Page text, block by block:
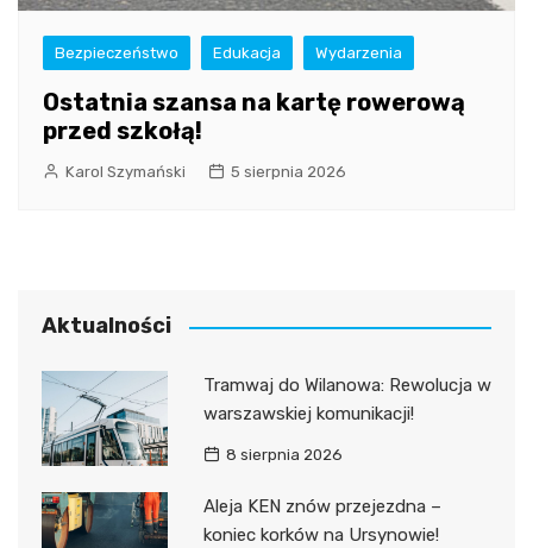
Bezpieczeństwo Edukacja Wydarzenia
Ostatnia szansa na kartę rowerową
przed szkołą!
Karol Szymański 5 sierpnia 2026
Aktualności
Tramwaj do Wilanowa: Rewolucja w
warszawskiej komunikacji!
8 sierpnia 2026
Aleja KEN znów przejezdna –
koniec korków na Ursynowie!